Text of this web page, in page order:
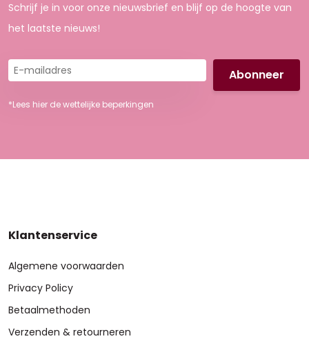
Schrijf je in voor onze nieuwsbrief en blijf op de hoogte van
het laatste nieuws!
E-
mailadres
*Lees hier de wettelijke beperkingen
Klantenservice
Algemene voorwaarden
Privacy Policy
Betaalmethoden
Verzenden & retourneren